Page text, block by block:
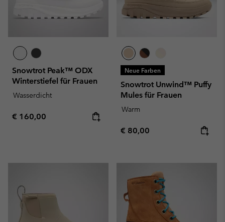
Snowtrot Peak™ ODX
Winterstiefel für Frauen
Wasserdicht
Regular price:
€ 160,00
Neue Farben
Snowtrot Unwind™ Puffy
Mules für Frauen
Warm
Regular price:
€ 80,00